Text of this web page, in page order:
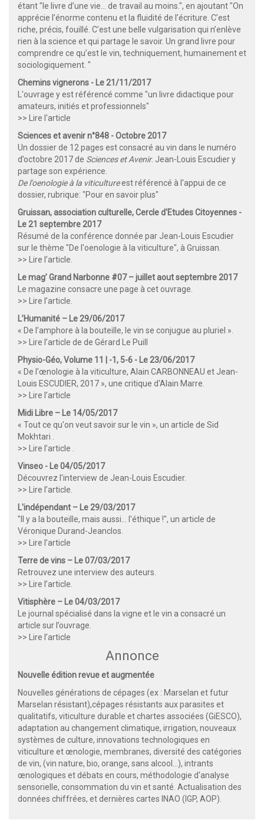
étant "le livre d’une vie… de travail au moins.", en ajoutant "On
apprécie l’énorme contenu et la fluidité de l’écriture. C’est
riche, précis, fouillé. C’est une belle vulgarisation qui n’enlève
rien à la science et qui partage le savoir. Un grand livre pour
comprendre ce qu’est le vin, techniquement, humainement et
sociologiquement. "
Chemins vignerons - Le 21/11/2017
L'ouvrage y est référencé comme "un livre didactique pour
amateurs, initiés et professionnels"
>> Lire l'article
Sciences et avenir n°848 - Octobre 2017
Un dossier de 12 pages est consacré au vin dans le numéro
d’octobre 2017 de Sciences et Avenir. Jean-Louis Escudier y
partage son expérience.
De l'oenologie à la viticultureest référencé à l'appui de ce
dossier, rubrique: "Pour en savoir plus"
Gruissan, association culturelle, Cercle d'Etudes Citoyennes -
Le 21 septembre 2017
Résumé de la conférence donnée par Jean-Louis Escudier
sur le thème "De l'oenologie à la viticulture", à Gruissan.
>> Lire l’article.
Le mag’ Grand Narbonne #07 – juillet aout septembre 2017
Le magazine consacre une page à cet ouvrage.
>> Lire l’article
L’Humanité – Le 29/06/2017
« De l’amphore à la bouteille, le vin se conjugue au pluriel ».
>> Lire l’article de de Gérard Le Puill
Physio-Géo, Volume 11 | -1, 5-6 - Le 23/06/2017
« De l'œnologie à la viticulture, Alain CARBONNEAU et Jean-
Louis ESCUDIER, 2017 », une critique d'Alain Marre.
>> Lire l’article
Midi Libre – Le 14/05/2017
« Tout ce qu'on veut savoir sur le vin », un article de Sid
Mokhtari .
>> Lire l’article
Vinseo - Le 04/05/2017
Découvrez l'interview de Jean-Louis Escudier.
>> Lire l’article
L'indépendant – Le 29/03/2017
"Il y a la bouteille, mais aussi... l'éthique !", un article de
Véronique Durand-Jeanclos.
>> Lire l’article
Terre de vins – Le 07/03/2017
Retrouvez une interview des auteurs.
>> Lire l’article
Vitisphère – Le 04/03/2017
Le journal spécialisé dans la vigne et le vin a consacré un
article sur l’ouvrage.
>> Lire l’article
Annonce
Nouvelle édition revue et augmentée
Nouvelles générations de cépages (ex : Marselan et futur
Marselan résistant),cépages résistants aux parasites et
qualitatifs, viticulture durable et chartes associées (GiESCO),
adaptation au changement climatique, irrigation, nouveaux
systèmes de culture, innovations technologiques en
viticulture et œnologie, membranes, diversité des catégories
de vin, (vin nature, bio, orange, sans alcool...), intrants
œnologiques et débats en cours, méthodologie d'analyse
sensorielle, consommation du vin et santé. Actualisation des
données chiffrées, et dernières cartes INAO (IGP, AOP).